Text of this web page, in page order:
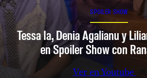
SPOILER SHOW
Tessa Ia, Denia Agalianu y
en Spoiler Show con
Ver en Youtube